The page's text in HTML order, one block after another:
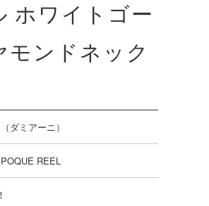
ホワイトゴー
モンドネック
ダミアーニ）
REEL